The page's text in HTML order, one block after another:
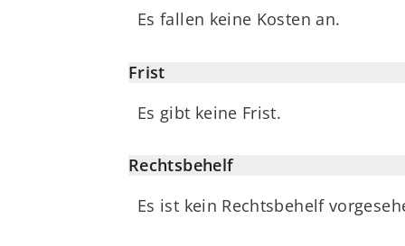
Es fallen keine Kosten an.
Frist
Es gibt keine Frist.
Rechtsbehelf
Es ist kein Rechtsbehelf